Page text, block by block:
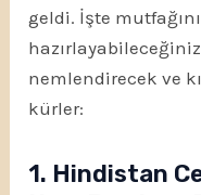
geldi. İşte
nemlendirecek ve
kürler:
1. Hindistan